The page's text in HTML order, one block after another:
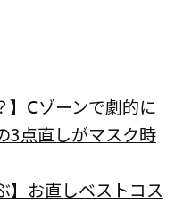
】Ⅽゾーンで劇的に
3点直しがマスク時
】お直しベストコス